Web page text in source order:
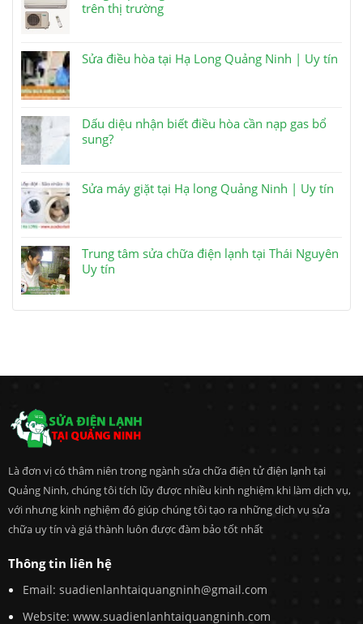
trên thị trường
Sửa điều hòa tại Hạ Long Quảng Ninh | Uy tín
Dấu diệu nhận biết điều hòa cần nạp gas bổ
sung?
Sửa máy giặt tại Hạ long Quảng Ninh | Uy tín
Trung tâm sửa chữa điện lạnh tại Thái Nguyên
Uy tín
Là đơn vị có thâm niên trong ngành sửa chữa điện tử điện lạnh tại
Quảng Ninh, chúng tôi tích lũy được nhiều kinh nghiệm khi làm dịch vụ,
với nhưng kinh nghiệm đó giúp chúng tôi tạo ra những dịch vụ sửa
chữa uy tín và giá thành luôn được đàm bảo tốt nhất
Thông tin liên hệ
Email: suadienlanhtaiquangninh@gmail.com
Website: www.suadienlanhtaiquangninh.com